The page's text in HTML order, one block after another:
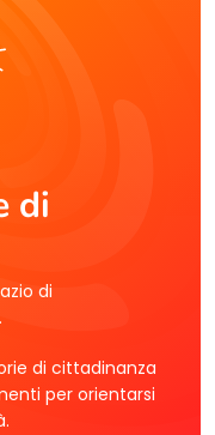
di
di
di cittadinanza
per orientarsi